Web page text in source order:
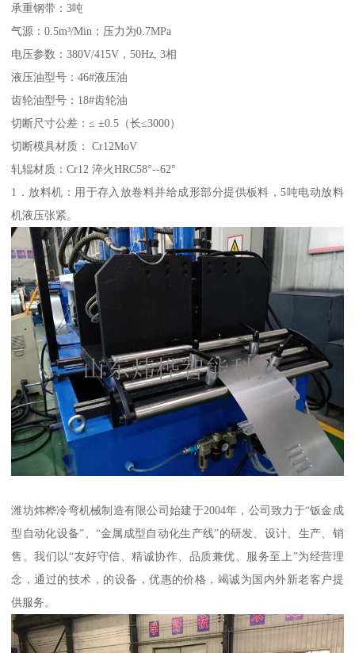
承重钢带：3吨
气源：0.5m³/Min；压力为0.7MPa
电压参数：380V/415V，50Hz, 3相
液压油型号：46#液压油
齿轮油型号：18#齿轮油
切断尺寸公差：≤ ±0.5（长≤3000）
切断模具材质： Cr12MoV
轧辊材质：Cr12 淬火HRC58°--62°
1．放料机：用于存入放卷料并给成形部分提供板料，5吨电动放料
机液压张紧。
潍坊炜桦冷弯机械制造有限公司始建于2004年，公司致力于“钣金成
型自动化设备”、“金属成型自动化生产线”的研发、设计、生产、销
售。我们以“友好守信、精诚协作、品质兼优、服务至上”为经营理
念，通过的技术，的设备，优惠的价格，竭诚为国内外新老客户提
供服务。